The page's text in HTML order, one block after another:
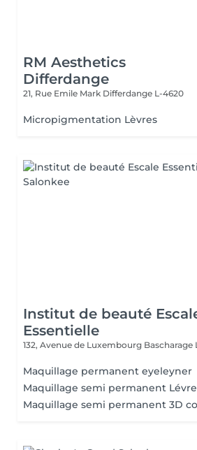
RM Aesthetics
Differdange
21, Rue Emile Mark Differdange L-4620
Micropigmentation Lèvres
Institut de beauté
Essentielle
132, Avenue de Luxembourg Bascharage
Maquillage permanent eyeleyner
Maquillage semi permanent
Maquillage semi permanent 3D